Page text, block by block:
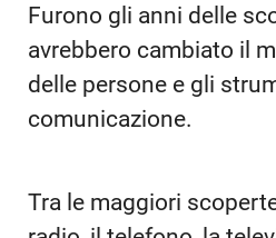
Furono gli anni delle
avrebbero cambiato il
delle persone e gli
comunicazione.
Tra le maggiori